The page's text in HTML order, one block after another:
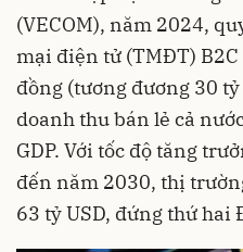
(VECOM), năm 2024,
mại điện tử (TMĐT)
đồng (tương đương 30
doanh thu bán lẻ cả
GDP. Với tốc độ tăng
đến năm 2030, thị
63 tỷ USD, đứng thứ hai